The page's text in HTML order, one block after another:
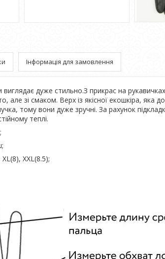
Інформація для замовлення
дуже стильно.З прикрас на
але зі смаком. Верх із якісної екошкіра, яка
тому вони дуже зручні. За рахунок
теплі.
XXL(8.5);